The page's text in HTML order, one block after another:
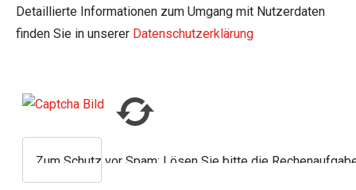
Detaillierte Informationen zum Umgang mit Nutzerdaten
finden Sie in unserer Datenschutzerklärung
Zum Schutz vor Spam: Lösen Sie bitte die